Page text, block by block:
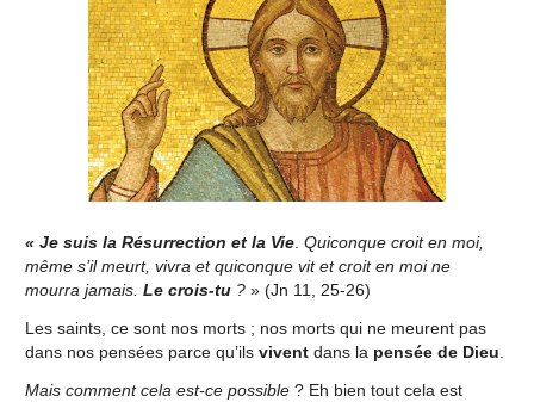
« Je suis la Résurrection et la Vie. Quiconque croit en moi,
même s’il meurt, vivra et quiconque vit et croit en moi ne
mourra jamais. Le crois-tu ? » (Jn 11, 25-26)
Les saints, ce sont nos morts ; nos morts qui ne meurent pas
dans nos pensées parce qu’ils viventdans la pensée de Dieu
Mais comment cela est-ce possible ? Eh bien tout cela est